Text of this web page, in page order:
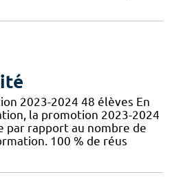
2023-2024 48 élèves En
la promotion 2023-2024
par rapport au nombre de
100 % de réus